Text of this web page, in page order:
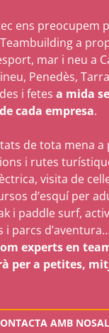
ens preocupem
a
mar i neu a
Penedès,
i fetes a mida
cada empresa.
de tota mena a
i rutes
visita de
d’esquí per
i paddle surf,
i parcs
experts en
per a petites,
AMB